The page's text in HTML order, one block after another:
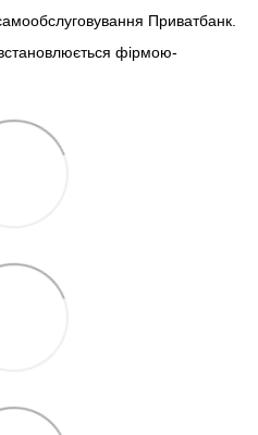
Приватбанк.
фірмою-